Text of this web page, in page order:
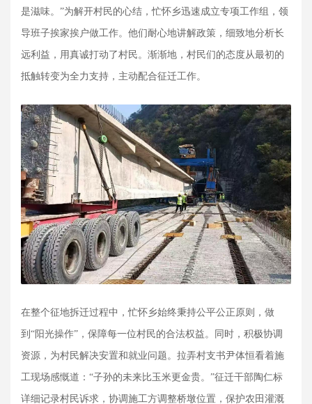
是滋味。”为解开村民的心结，忙怀乡迅速成立专项工作组，领
导班子挨家挨户做工作。他们耐心地讲解政策，细致地分析长
远利益，用真诚打动了村民。渐渐地，村民们的态度从最初的
抵触转变为全力支持，主动配合征迁工作。
在整个征地拆迁过程中，忙怀乡始终秉持公平公正原则，做
到 “阳光操作”，保障每一位村民的合法权益。同时，积极协调
资源，为村民解决安置和就业问题。拉弄村支书尹体恒看着施
工现场感慨道：“子孙的未来比玉米更金贵。”征迁干部陶仁标
详细记录村民诉求，协调施工方调整桥墩位置，保护农田灌溉